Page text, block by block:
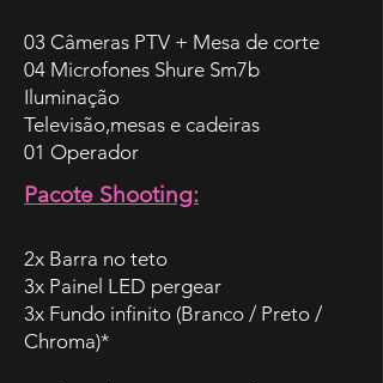
03 Câmeras PTV + Mesa de corte
04 Microfones Shure Sm7b
Iluminação
Televisão,mesas e cadeiras
01 Operador
Pacote Shooting:
2x Barra no teto
3x Painel LED pergear
3x Fundo infinito (Branco / Preto /
Chroma)*